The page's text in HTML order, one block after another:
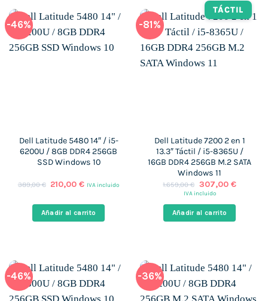
-46%
Dell Latitude 5480 14″ / i5-
6200U / 8GB DDR4 256GB
SSD Windows 10
389,00€ El
era:
389,00 €.
210,00€El
es:
210,00 €.
IVA incluido
Añadir al carrito
-81%
TÁCTIL
Dell Latitude 7200 2 en 1
13.3″ Táctil / i5-8365U /
16GB DDR4 256GB M.2 SATA
Windows 11
1.659,00€ El
precio
era:
1.659,00 €.
307,00 €El
es:
IVA incluido
Añadir al carrito
-46% -36%